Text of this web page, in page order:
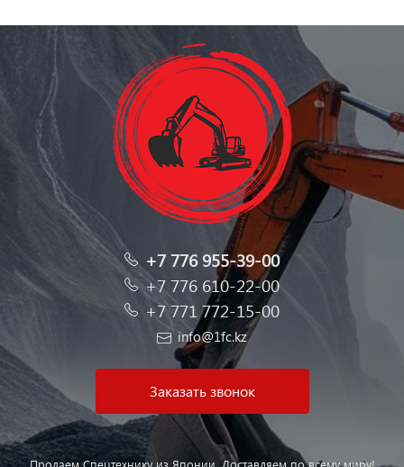
+7 776 955-39-00
+7 776 610-22-00
+7 771 772-15-00
info@1fc.kz
Заказать звонок
Продаем Спецтехнику из Японии. Доставляем по всему миру!